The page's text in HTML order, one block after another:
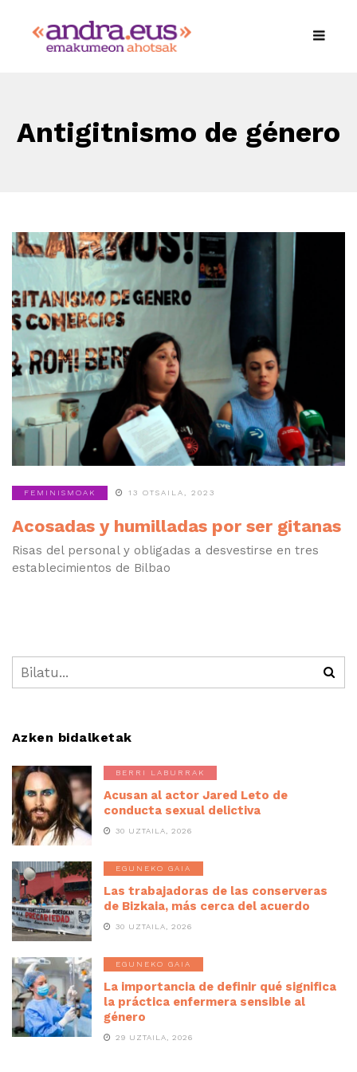
Antigitnismo de género
FEMINISMOAK 13 OTSAILA, 2023
Acosadas y humilladas por ser gitanas
Risas del personal y obligadas a desvestirse en tres
establecimientos de Bilbao
Azken bidalketak
BERRI LABURRAK
Acusan al actor Jared Leto de
conducta sexual delictiva
30 UZTAILA, 2026
EGUNEKO GAIA
Las trabajadoras de las conserveras
de Bizkaia, más cerca del acuerdo
30 UZTAILA, 2026
EGUNEKO GAIA
La importancia de definir qué significa
la práctica enfermera sensible al
género
29 UZTAILA, 2026